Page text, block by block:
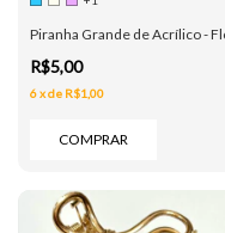
Piranha Grande de Acrílico -
R$5,00
6xde R$1,00
COMPRAR